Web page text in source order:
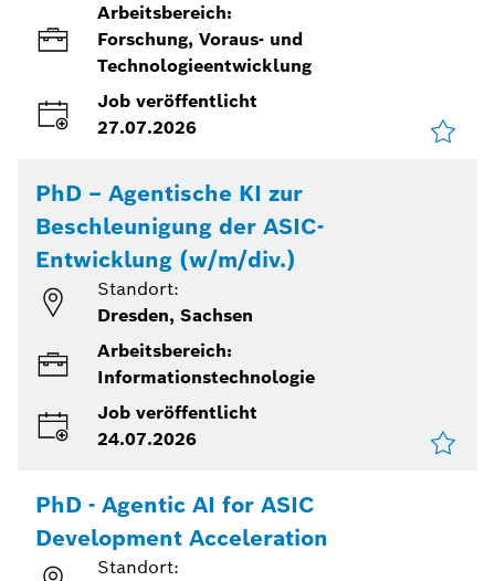
Arbeitsbereich:
Forschung, Voraus- und
Technologieentwicklung
Job veröffentlicht
27.07.2026
PhD – Agentische KI zur
Beschleunigung der ASIC-
Entwicklung (w/m/div.)
Standort:
Dresden, Sachsen
Arbeitsbereich:
Informationstechnologie
Job veröffentlicht
24.07.2026
PhD - Agentic AI for ASIC
Development Acceleration
Standort: